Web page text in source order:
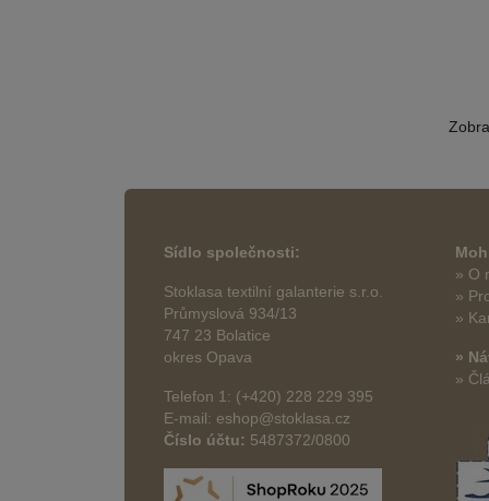
Sídlo společnosti:
Stoklasa textilní galanterie s.r.o.
Průmyslová 934/13
747 23 Bolatice
okres Opava
Telefon 1: (+420) 228 229 395
E-mail: eshop@stoklasa.cz
Číslo účtu: 5487372/0800
» O
»
»
»
»